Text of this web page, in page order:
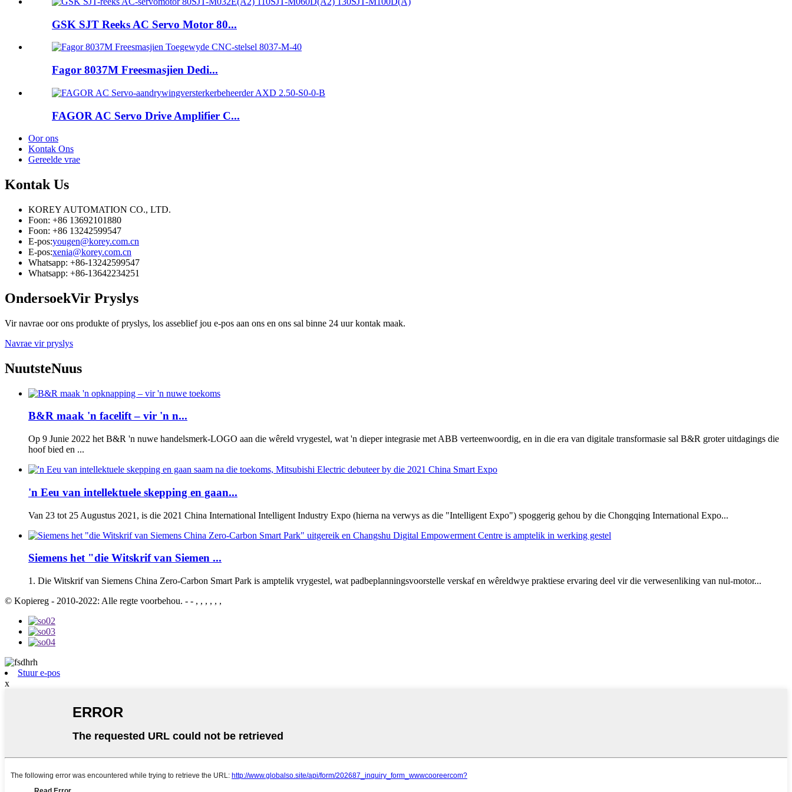
GSK SJT Reeks AC Servo Motor 80...
Fagor 8037M Freesmasjien Dedi...
FAGOR AC Servo Drive Amplifier C...
Oor ons
Kontak Ons
Gereelde vrae
Kontak Us
KOREY AUTOMATION CO., LTD.
Foon: +86 13692101880
Foon: +86 13242599547
E-pos:yougen@korey.com.cn
E-pos:xenia@korey.com.cn
Whatsapp: +86-13242599547
Whatsapp: +86-13642234251
OndersoekVir Pryslys
Vir navrae oor ons produkte of pryslys, los asseblief jou e-pos aan ons en ons sal binne 24 uur kontak maak.
Navrae vir pryslys
NuutsteNuus
B&R maak 'n facelift – vir 'n n...
Op 9 Junie 2022 het B&R 'n nuwe handelsmerk-LOGO aan die wêreld vrygestel, wat 'n dieper integrasie met ABB verteenwoordig, en in die era van digitale transformasie sal B&R groter uitdagings die
hoof bied en ...
'n Eeu van intellektuele skepping en gaan...
Van 23 tot 25 Augustus 2021, is die 2021 China International Intelligent Industry Expo (hierna na verwys as die "Intelligent Expo") spoggerig gehou by die Chongqing International Expo...
Siemens het "die Witskrif van Siemen ...
1. Die Witskrif van Siemens China Zero-Carbon Smart Park is amptelik vrygestel, wat padbeplanningsvoorstelle verskaf en wêreldwye praktiese ervaring deel vir die verwesenliking van nul-motor...
© Kopiereg - 2010-2022: Alle regte voorbehou. - - , , , , , ,
Stuur e-pos
x